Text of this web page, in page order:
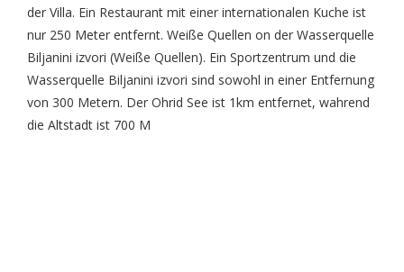
der Villa. Ein Restaurant mit einer internationalen Kuche ist
nur 250 Meter entfernt. Weiße Quellen on der Wasserquelle
Biljanini izvori (Weiße Quellen). Ein Sportzentrum und die
Wasserquelle Biljanini izvori sind sowohl in einer Entfernung
von 300 Metern. Der Ohrid See ist 1km entfernet, wahrend
die Altstadt ist 700 M